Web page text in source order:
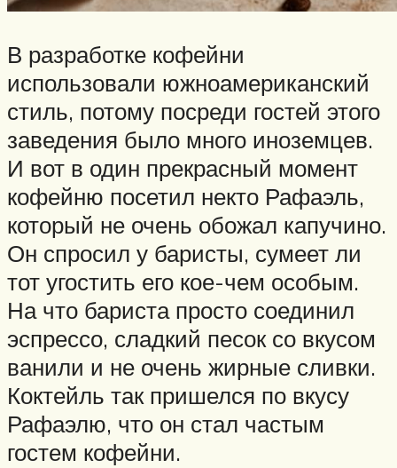
В разработке кофейни
использовали южноамериканский
стиль, потому посреди гостей этого
заведения было много иноземцев.
И вот в один прекрасный момент
кофейню посетил некто Рафаэль,
который не очень обожал капучино.
Он спросил у баристы, сумеет ли
тот угостить его кое-чем особым.
На что бариста просто соединил
эспрессо, сладкий песок со вкусом
ванили и не очень жирные сливки.
Коктейль так пришелся по вкусу
Рафаэлю, что он стал частым
гостем кофейни.